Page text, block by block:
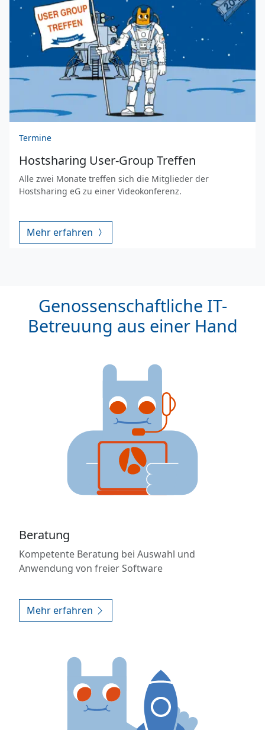
Termine
Hostsharing User-Group Treffen
Alle zwei Monate treffen sich die Mitglieder der
Hostsharing eG zu einer Videokonferenz.
Mehr erfahren
Genossenschaftliche IT-
Betreuung aus einer Hand
Beratung
Kompetente Beratung bei Auswahl und
Anwendung von freier Software
Mehr erfahren